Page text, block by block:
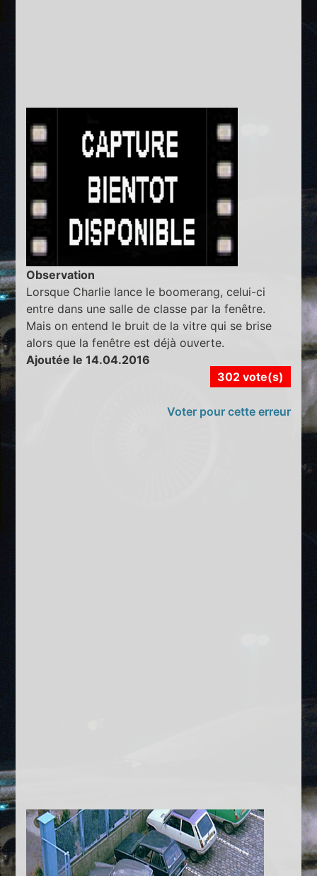
Observation
Lorsque Charlie lance le boomerang, celui-ci
entre dans une salle de classe par la fenêtre.
Mais on entend le bruit de la vitre qui se brise
alors que la fenêtre est déjà ouverte.
Ajoutée le 14.04.2016
302 vote(s)
Voter pour cette erreur